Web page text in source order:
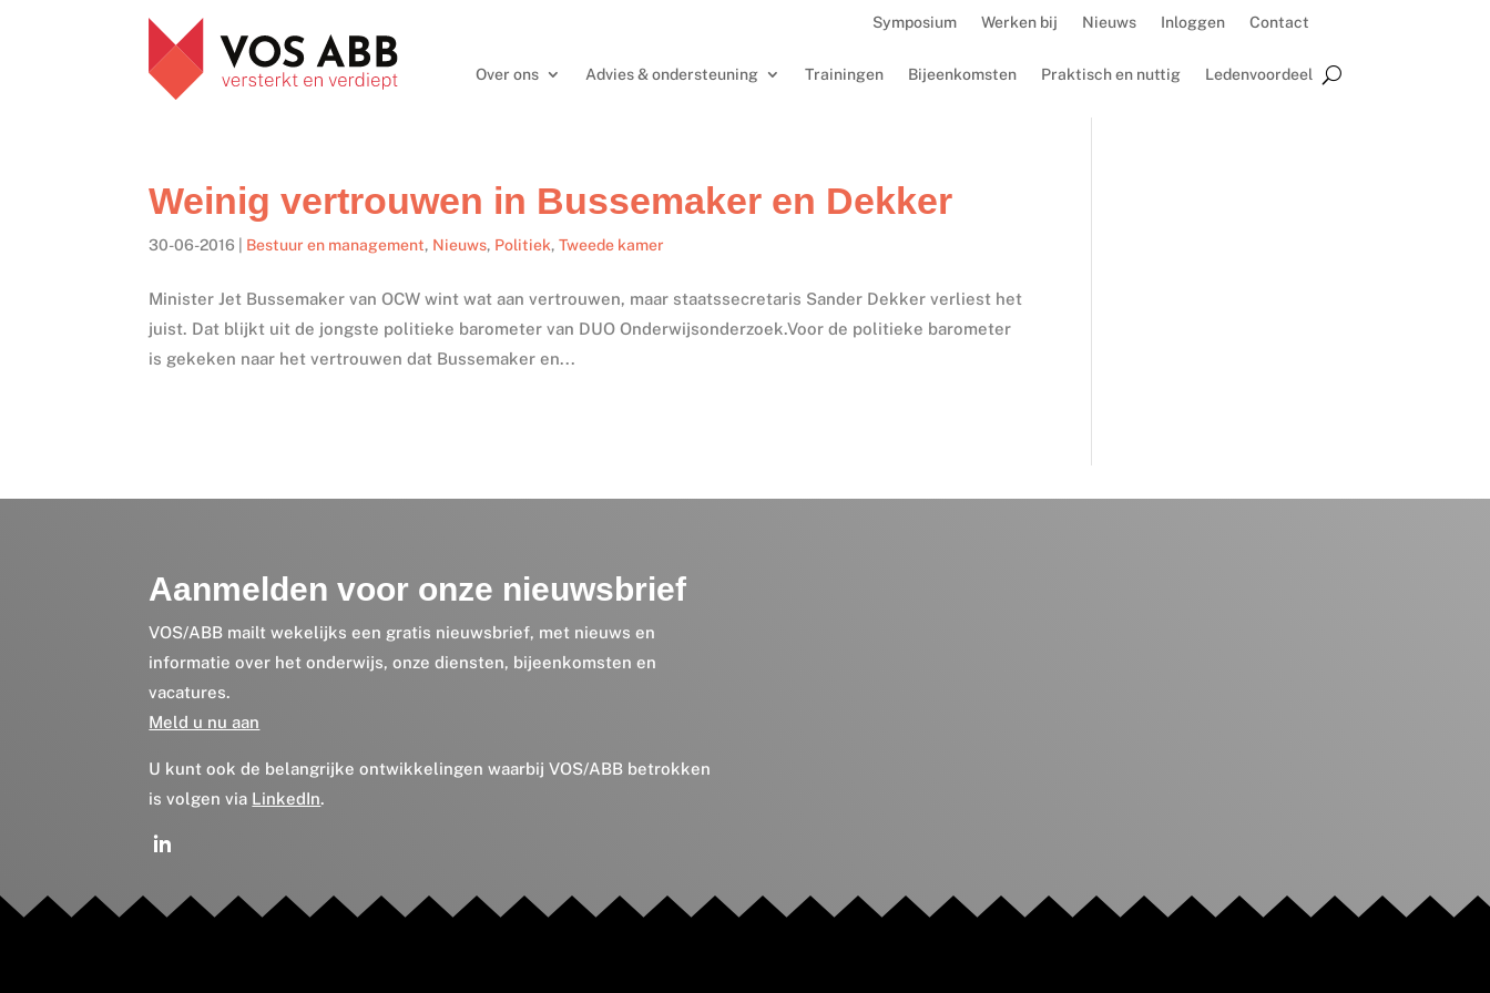
Symposium Werken bij Nieuws Inloggen Contact
Over ons Advies & ondersteuning Trainingen Bijeenkomsten Praktisch en nuttig Ledenvoordeel
Weinig vertrouwen in Bussemaker en Dekker
30-06-2016 Bestuur en management, Nieuws, Politiek,Tweede kamer
Minister Jet Bussemaker van OCW wint wat aan vertrouwen, maar staatssecretaris Sander Dekker verliest het
juist. Dat blijkt uit de jongste politieke barometer van DUO Onderwijsonderzoek.Voor de politieke barometer
is gekeken naar het vertrouwen dat Bussemaker en...
Aanmelden voor onze nieuwsbrief
VOS/ABB mailt wekelijks een gratis nieuwsbrief, met nieuws en
informatie over het onderwijs, onze diensten, bijeenkomsten en
vacatures.
Meld u nu aan
U kunt ook de belangrijke ontwikkelingen waarbij VOS/ABB betrokken
is volgen via LinkedIn.